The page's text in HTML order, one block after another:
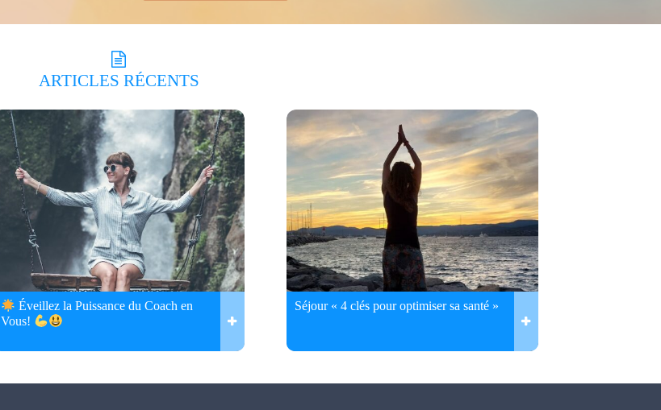
ARTICLES RÉCENTS
Éveillez la Puissance du Coach en
Vous!
Séjour « 4 clés pour optimiser sa santé »